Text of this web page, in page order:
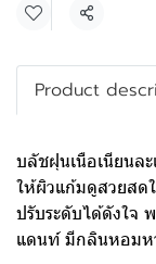
Share
Product
บลัชฝุนเนือเนียนล
ให้ผิวแก้มดูสวยสด
ปรับระดับได้ดังใจ
แดนท์ มีกลินหอม